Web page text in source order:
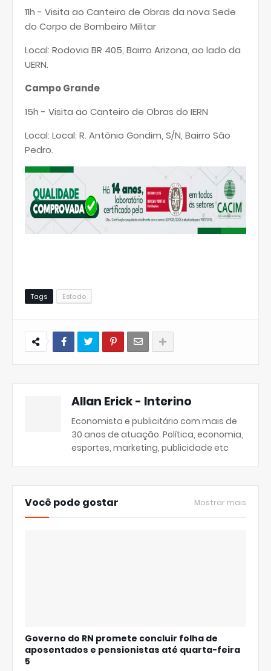
11h - Visita ao Canteiro de Obras da nova Sede
do Corpo de Bombeiro Militar
Local: Rodovia BR 405, Bairro Arizona, ao lado da
UERN.
Campo Grande
15h - Visita ao Canteiro de Obras do IERN
Local: Local: R. Antônio Gondim, S/N, Bairro São
Pedro.
Tags Estado
Allan Erick - Interino
Economista e publicitário com mais de
30 anos de atuação. Política, economia,
esportes, marketing, publicidade etc
Você pode gostar Mostrar mais
Governo do RN promete concluir folha de
aposentados e pensionistas até quarta-feira
5